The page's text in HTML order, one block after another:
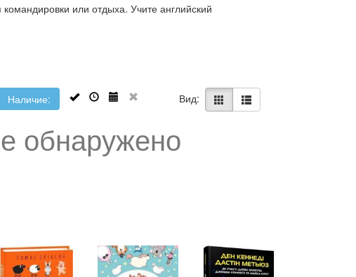
или отдыха. Учите английский
Наличие: Вид:
обнаружено